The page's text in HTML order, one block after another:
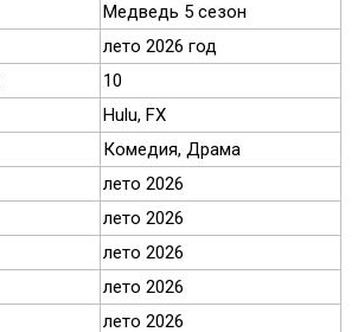
Медведь 5 сезон
лето 2026 год
10
Hulu, FX
Комедия, Драма
лето 2026
лето 2026
лето 2026
лето 2026
лето 2026